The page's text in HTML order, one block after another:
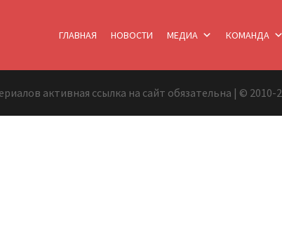
ГЛАВНАЯ НОВОСТИ МЕДИА КОМАНДА
активная ссылка на сайт обязательна | © 2010-